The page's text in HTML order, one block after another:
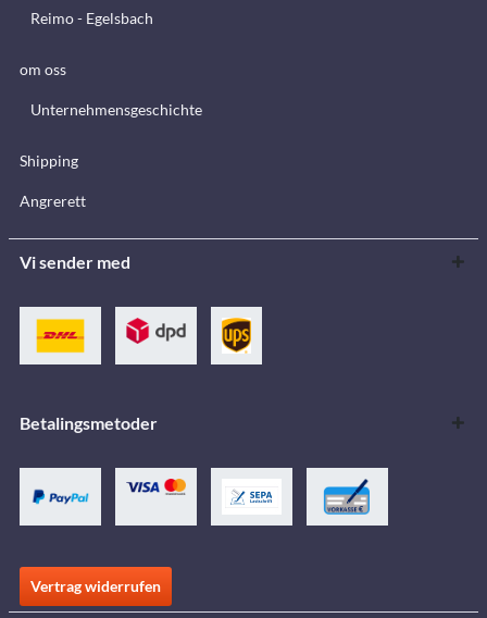
Reimo - Egelsbach
om oss
Unternehmensgeschichte
Shipping
Angrerett
Vi sender med
Betalingsmetoder
Vertrag widerrufen